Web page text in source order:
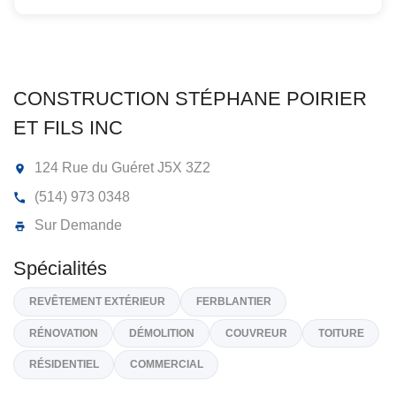
CONSTRUCTION STÉPHANE
ET FILS INC
124 Rue du Guéret
J5X 3Z2
(514) 973 0348
Sur Demande